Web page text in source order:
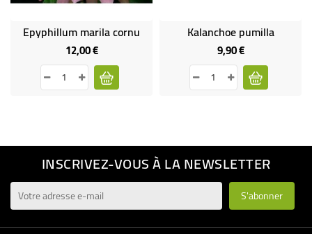
Epyphillum marila cornu
12,00 €Prix
Kalanchoe pumilla
9,90 €Prix
INSCRIVEZ-VOUS À LA NEWSLETTER